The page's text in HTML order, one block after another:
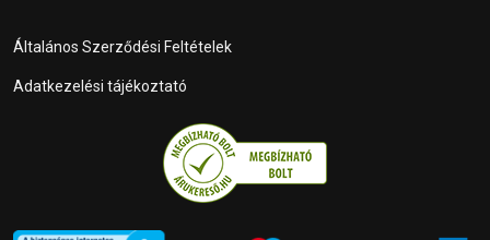
Általános Szerződési Feltételek
Adatkezelési tájékoztató